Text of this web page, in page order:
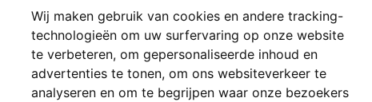
Wij maken gebruik van cookies en andere tracking-
technologieën om uw surfervaring op onze website
te verbeteren, om gepersonaliseerde inhoud en
advertenties te tonen, om ons websiteverkeer te
analyseren en om te begrijpen waar onze bezoekers
Baklijst AVANT I,
€ 40,90*